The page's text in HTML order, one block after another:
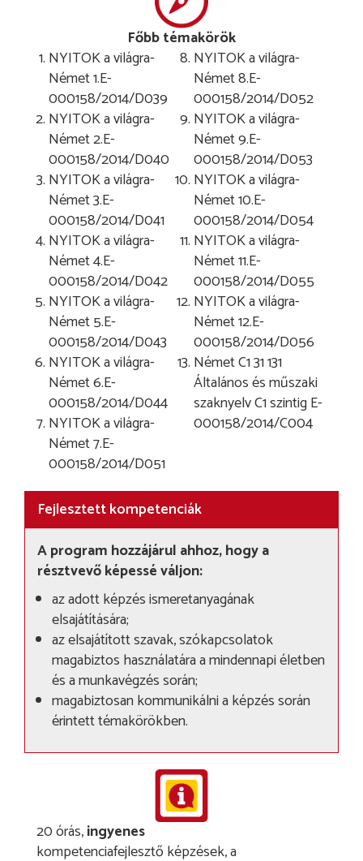
Főbb témakörök
NYITOK a világra-
Német 1.E-
000158/2014/D039
NYITOK a világra-
Német 2.E-
000158/2014/D040
NYITOK a világra-
Német 3.E-
000158/2014/D041
NYITOK a világra-
Német 4.E-
000158/2014/D042
NYITOK a világra-
Német 5.E-
000158/2014/D043
NYITOK a világra-
Német 6.E-
000158/2014/D044
NYITOK a világra-
Német 7.E-
000158/2014/D051
NYITOK a világra-
Német 8.E-
000158/2014/D052
NYITOK a világra-
Német 9.E-
000158/2014/D053
NYITOK a világra-
Német 10.E-
000158/2014/D054
NYITOK a világra-
Német 11.E-
000158/2014/D055
NYITOK a világra-
Német 12.E-
000158/2014/D056
Német C1 31 131
Általános és műszaki
szaknyelv C1 szintig E-
000158/2014/C004
Fejlesztett kompetenciák
A program hozzájárul ahhoz, hogy a
résztvevő képessé váljon:
az adott képzés ismeretanyagának
elsajátítására;
az elsajátított szavak, szókapcsolatok
magabiztos használatára a mindennapi életben
és a munkavégzés során;
magabiztosan kommunikálni a képzés során
érintett témakörökben.
20 órás,ingyenes
kompetenciafejlesztő képzések, a